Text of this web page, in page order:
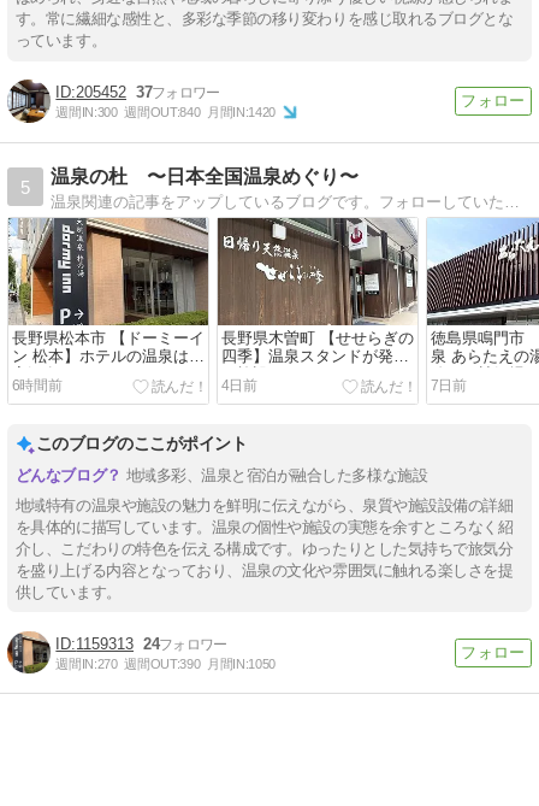
す。常に繊細な感性と、多彩な季節の移り変わりを感じ取れるブログとな
っています。
205452 37
週間IN:300 週間OUT:840 月間IN:1420
5
温泉の杜 〜日本全国温泉めぐり〜
長野県松本市 【ドーミーイ
ン 松本】ホテルの温泉は自
家源泉
6時間前
長野県木曽町 【せせらぎの
四季】温泉スタンドが発祥
の施設
4日前
徳島県鳴門市
泉 あらたえの
珍しい競艇場
7日前
このブログのここがポイント
地域多彩、温泉と宿泊が融合した多様な施設
地域特有の温泉や施設の魅力を鮮明に伝えながら、泉質や施設設備の詳細
を具体的に描写しています。温泉の個性や施設の実態を余すところなく紹
介し、こだわりの特色を伝える構成です。ゆったりとした気持ちで旅気分
を盛り上げる内容となっており、温泉の文化や雰囲気に触れる楽しさを提
供しています。
1159313 24
週間IN:270 週間OUT:390 月間IN:1050